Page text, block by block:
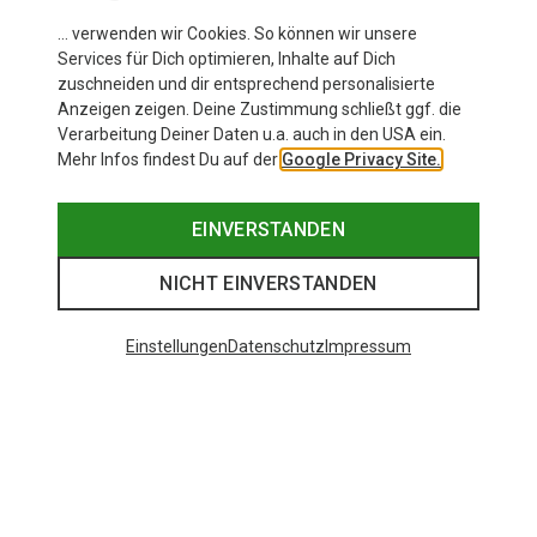
… verwenden wir Cookies. So können wir unsere
Services für Dich optimieren, Inhalte auf Dich
zuschneiden und dir entsprechend personalisierte
Anzeigen zeigen. Deine Zustimmung schließt ggf. die
Verarbeitung Deiner Daten u.a. auch in den USA ein.
Mehr Infos findest Du auf der Google Privacy Site.
EINVERSTANDEN
NICHT EINVERSTANDEN
EinstellungenDatenschutz Impressum